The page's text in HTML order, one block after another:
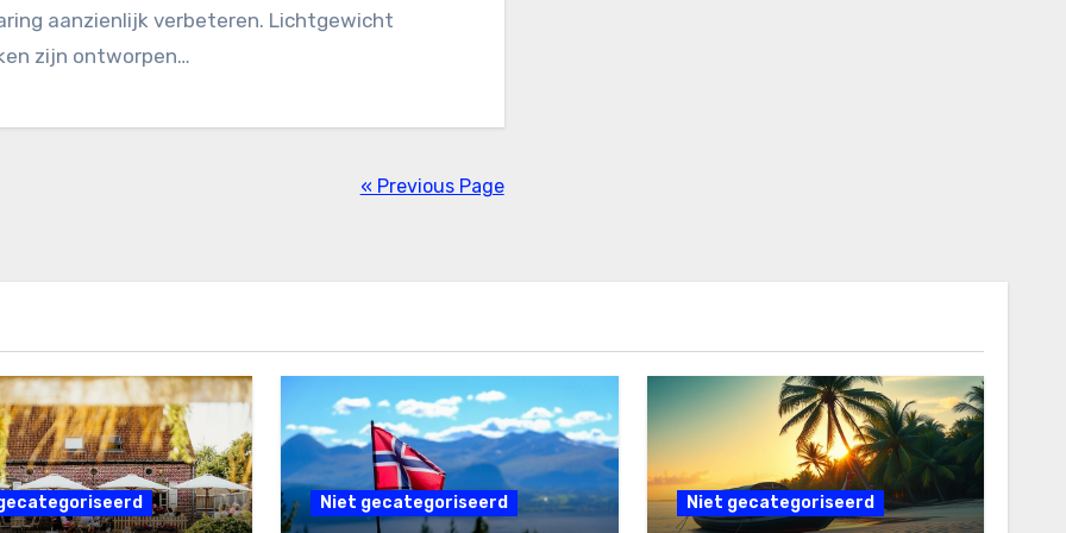
aanzienlijk verbeteren. Lichtgewicht
zijn ontworpen…
« Previous Page
Niet gecategoriseerd Niet gecategoriseerd